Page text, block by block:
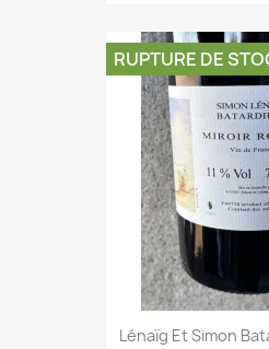
Lénaïg Et Simon
RUPTURE DE